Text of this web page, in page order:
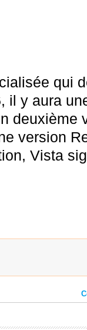
qui
il y aura
deuxième
version
Vista